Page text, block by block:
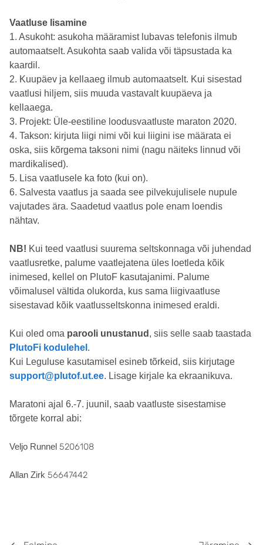
Vaatluse lisamine
1. Asukoht: asukoha määramist lubavas telefonis ilmub
automaatselt. Asukohta saab valida või täpsustada ka
kaardil.
2. Kuupäev ja kellaaeg ilmub automaatselt. Kui sisestad
vaatlusi hiljem, siis muuda vastavalt kuupäeva ja
kellaaega.
3. Projekt: Üle-eestiline loodusvaatluste maraton 2020.
4. Takson: kirjuta liigi nimi või kui liigini ise määrata ei
oska, siis kõrgema taksoni nimi (nagu näiteks linnud või
mardikalised).
5. Lisa vaatlusele ka foto (kui on).
6. Salvesta vaatlus ja saada see pilvekujulisele nupule
vajutades ära. Saadetud vaatlus pole enam loendis
nähtav.
NB! Kui teed vaatlusi suurema seltskonnaga või juhendad
vaatlusretke, palume vaatlejatena üles loetleda kõik
inimesed, kellel on PlutoF kasutajanimi. Palume
võimalusel vältida olukorda, kus sama liigivaatluse
sisestavad kõik vaatlusseltskonna inimesed eraldi.
Kui oled oma parooli unustanud , siis selle saab taastada
PlutoFi kodulehel .
Kui Leguluse kasutamisel esineb tõrkeid, siis kirjutage
support@plutof.ut.ee. Lisage kirjale ka ekraanikuva.
Maratoni ajal 6.-7. juunil, saab vaatluste sisestamise
tõrgete korral abi:
Veljo Runnel 5206108
Allan Zirk 56647442